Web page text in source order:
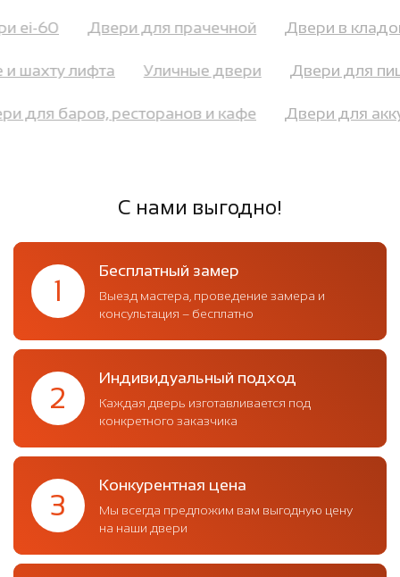
ei-60 Двери для прачечной Двери в
шахту лифта Уличные двери Двери для
для баров, ресторанов и кафе Двери для
С нами выгодно!
1
Бесплатный замер
Выезд мастера, проведение замера и
консультация – бесплатно
2
Индивидуальный подход
Каждая дверь изготавливается под
конкретного заказчика
3
Конкурентная цена
Мы всегда предложим вам выгодную цену
на наши двери